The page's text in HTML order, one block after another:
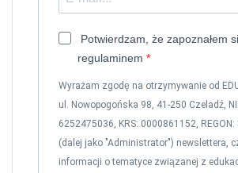
Potwierdzam, że zapoznałem
regulaminem
Wyrażam zgodę na otrzymywanie od
ul. Nowopogońska 98, 41-250 Czeladź,
6252475036, KRS: 0000861152,
(dalej jako "Administrator") newslettera,
informacji o tematyce związanej z